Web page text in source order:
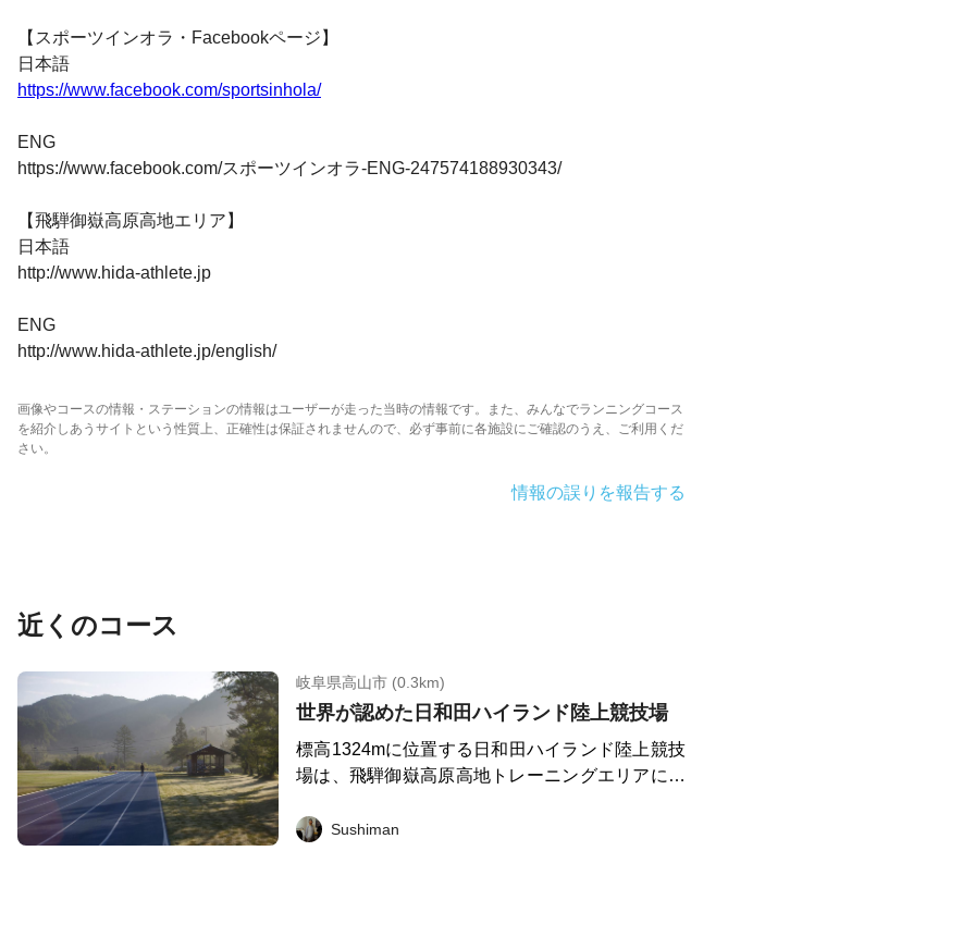
【スポーツインオラ・Facebookページ】
日本語
https://www.facebook.com/sportsinhola/
ENG
https://www.facebook.com/スポーツインオラ-ENG-247574188930343/
【飛騨御嶽高原高地エリア】
日本語
http://www.hida-athlete.jp
ENG
http://www.hida-athlete.jp/english/
画像やコースの情報・ステーションの情報はユーザーが走った当時の情報です。また、みんなでランニングコース
を紹介しあうサイトという性質上、正確性は保証されませんので、必ず事前に各施設にご確認のうえ、ご利用くだ
さい。
情報の誤りを報告する
近くのコース
岐阜県高山市 (0.3km)
世界が認めた日和田ハイランド陸上競技場
標高1324mに位置する日和田ハイランド陸上競技
場は、飛騨御嶽高原高地トレーニングエリアにあ
ングアップに使用される外周は1周550m。また、
Sushiman